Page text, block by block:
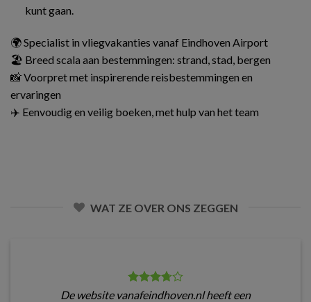
kunt gaan.
🌍 Specialist in vliegvakanties vanaf Eindhoven Airport
🏖️ Breed scala aan bestemmingen: strand, stad, bergen
📸 Voorpret met inspirerende reisbestemmingen en
ervaringen
✈️ Eenvoudig en veilig boeken, met hulp van het team
WAT ZE OVER ONS ZEGGEN
De website vanafeindhoven.nl heeft een